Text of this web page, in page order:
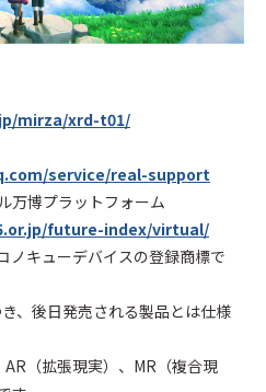
mirza/xrd-t01/
service/real-support
万博プラットフォーム
future-index/virtual/
ノキューデバイスの登録商標で
、後日発売される製品とは仕様
（拡張現実）、MR（複合現